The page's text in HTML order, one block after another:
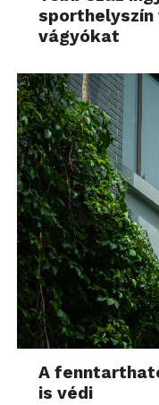
sporthelyszín
vágyókat
A
is védi